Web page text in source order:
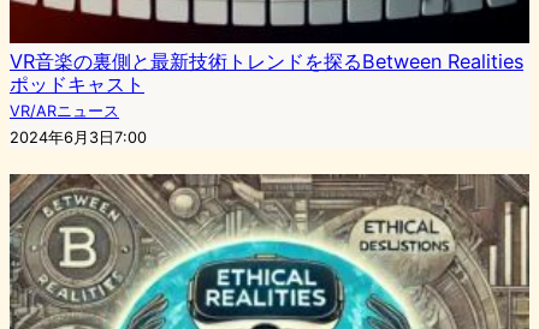
VR音楽の裏側と最新技術トレンドを探るBetween Realities
ポッドキャスト
VR/ARニュース
2024年6月3日7:00